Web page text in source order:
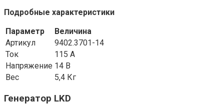
Подробные характеристики
Параметр
Величина
Артикул
9402.3701-14
Ток
115 А
Напряжение 14 В
Вес
5,4 Кг
Генератор LKD